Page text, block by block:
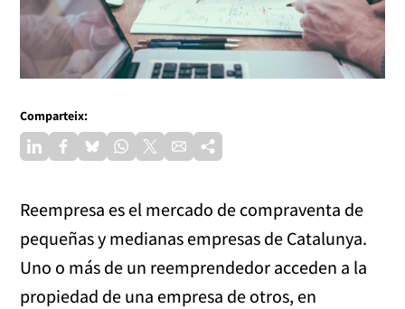
Comparteix:
Reempresa es el mercado de compraventa de
pequeñas y medianas empresas de Catalunya.
Uno o más de un reemprendedor acceden a la
propiedad de una empresa de otros, en